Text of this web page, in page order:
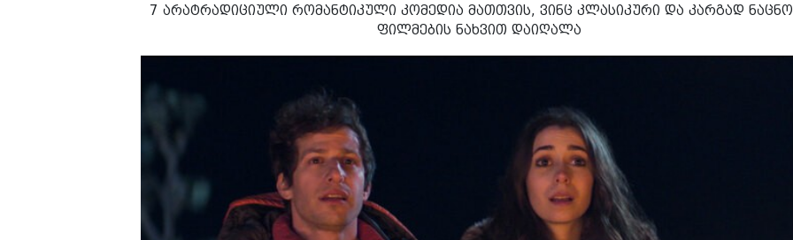
7 არატრადიციული რომანტიკული კომედია მათთვის, ვინც კლასიკური და კარგად
ფილმების ნახვით დაიღალა